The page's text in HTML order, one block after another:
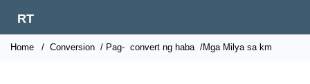
RT
Home / Conversion / Pag- convert ng haba /Mga Milya sa km